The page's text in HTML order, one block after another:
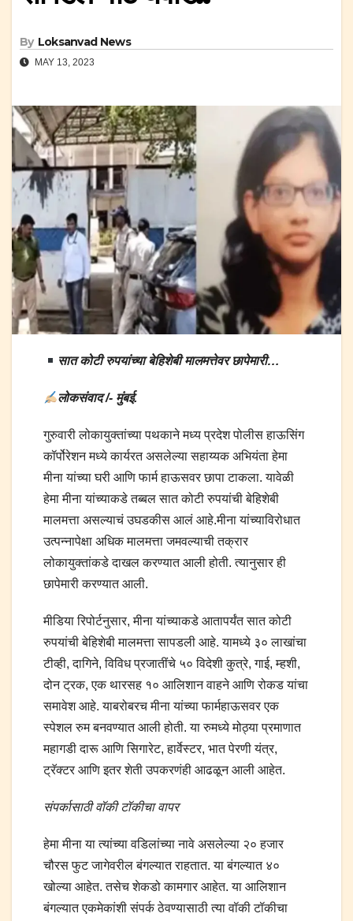
By Loksanvad News
MAY 13, 2023
सात कोटी रुपयांच्या बेहिशेबी मालमत्तेवर छापेमारी…
लोकसंवाद /- मुंबई.
गुरुवारी लोकायुक्तांच्या पथकाने मध्य प्रदेश पोलीस हाऊसिंग
कॉर्पोरेशन मध्ये कार्यरत असलेल्या सहाय्यक अभियंता हेमा
मीना यांच्या घरी आणि फार्म हाऊसवर छापा टाकला. यावेळी
हेमा मीना यांच्याकडे तब्बल सात कोटी रुपयांची बेहिशेबी
मालमत्ता असल्याचं उघडकीस आलं आहे.मीना यांच्याविरोधात
उत्पन्नापेक्षा अधिक मालमत्ता जमवल्याची तक्रार
लोकायुक्तांकडे दाखल करण्यात आली होती. त्यानुसार ही
छापेमारी करण्यात आली.
मीडिया रिपोर्टनुसार, मीना यांच्याकडे आतापर्यंत सात कोटी
रुपयांची बेहिशेबी मालमत्ता सापडली आहे. यामध्ये ३० लाखांचा
टीव्ही, दागिने, विविध प्रजातींचे ५० विदेशी कुत्रे, गाई, म्हशी,
दोन ट्रक, एक थारसह १० आलिशान वाहने आणि रोकड यांचा
समावेश आहे. याबरोबरच मीना यांच्या फार्महाऊसवर एक
स्पेशल रुम बनवण्यात आली होती. या रुमध्ये मोठ्या प्रमाणात
महागडी दारू आणि सिगारेट, हार्वेस्टर, भात पेरणी यंत्र,
ट्रॅक्टर आणि इतर शेती उपकरणंही आढळून आली आहेत.
संपर्कासाठी वॉकी टॉकीचा वापर
हेमा मीना या त्यांच्या वडिलांच्या नावे असलेल्या २० हजार
चौरस फुट जागेवरील बंगल्यात राहतात. या बंगल्यात ४०
खोल्या आहेत. तसेच शेकडो कामगार आहेत. या आलिशान
बंगल्यात एकमेकांशी संपर्क ठेवण्यासाठी त्या वॉकी टॉकीचा